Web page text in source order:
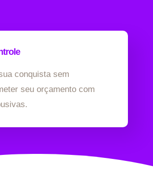
conquista sem
seu orçamento com